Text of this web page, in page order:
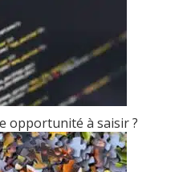
opportunité à saisir ?